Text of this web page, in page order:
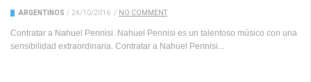
ARGENTINOS / 24/10/2016 / NO COMMENT
Contratar a Nahuel Pennisi. Nahuel Pennisi es un talentoso músico con una
sensibilidad extraordinaria. Contratar a Nahuel Pennisi...